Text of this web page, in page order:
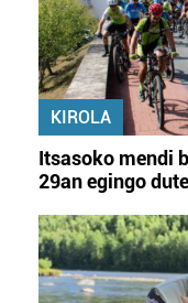
KIROLA
Itsasoko mendi
29an egingo dute